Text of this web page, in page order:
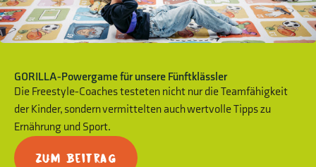
GORILLA-Powergame für unsere Fünftklässler
Die Freestyle-Coaches testeten nicht nur die Teamfähigkeit
der Kinder, sondern vermittelten auch wertvolle Tipps zu
Ernährung und Sport.
Zum Beitrag